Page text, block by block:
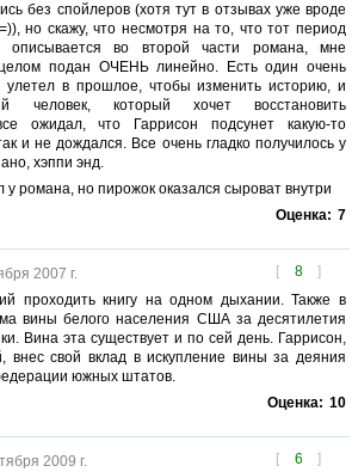
без спойлеров (хотя тут в отзывах уже вроде
но скажу, что несмотря на то, что тот период
во второй части романа, мне
подан ОЧЕНЬ линейно. Есть один очень
улетел в прошлое, чтобы изменить историю, и
который хочет восстановить
ожидал, что Гаррисон подсунет какую-то
и не дождался. Все очень гладко получилось у
хэппи энд.
романа, но пирожок оказался сыроват внутри
Оценка: 7
[ 8 ]
2007 г.
проходить книгу на одном дыхании. Также в
вины белого населения США за десятилетия
Вина эта существует и по сей день. Гаррисон,
внес свой вклад в искупление вины за деяния
южных штатов.
Оценка: 10
[ 6 ]
2009 г.